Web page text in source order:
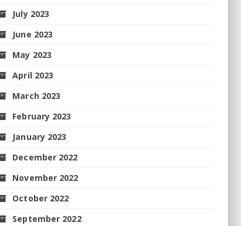
July 2023
June 2023
May 2023
April 2023
March 2023
February 2023
January 2023
December 2022
November 2022
October 2022
September 2022